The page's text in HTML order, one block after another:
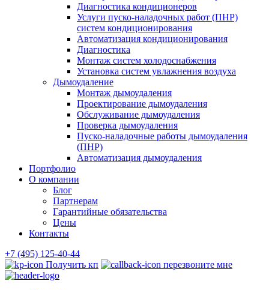
Диагностика кондиционеров
Услуги пуско-наладочных работ (ПНР)
систем кондиционирования
Автоматизация кондиционирования
Диагностика
Монтаж систем холодоснабжения
Установка систем увлажнения воздуха
Дымоудаление
Монтаж дымоудаления
Проектирование дымоудаления
Обслуживание дымоудаления
Проверка дымоудаления
Пуско-наладочные работы дымоудаления
(ПНР)
Автоматизация дымоудаления
Портфолио
О компании
Блог
Партнерам
Гарантийные обязательства
Цены
Контакты
+7 (495) 125-40-44
Получить кп
перезвоните мне